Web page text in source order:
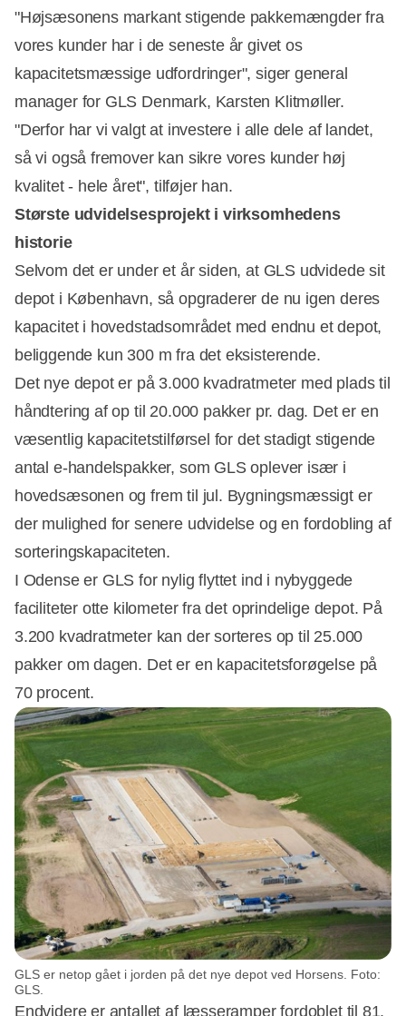
Annonce
"Højsæsonens markant stigende pakkemængder fra
vores kunder har i de seneste år givet os
kapacitetsmæssige udfordringer", siger general
manager for GLS Denmark, Karsten Klitmøller.
"Derfor har vi valgt at investere i alle dele af landet,
så vi også fremover kan sikre vores kunder høj
kvalitet - hele året", tilføjer han.
Største udvidelsesprojekt i virksomhedens
historie
Selvom det er under et år siden, at GLS udvidede sit
depot i København, så opgraderer de nu igen deres
kapacitet i hovedstadsområdet med endnu et depot,
beliggende kun 300 m fra det eksisterende.
Det nye depot er på 3.000 kvadratmeter med plads til
håndtering af op til 20.000 pakker pr. dag. Det er en
væsentlig kapacitetstilførsel for det stadigt stigende
antal e-handelspakker, som GLS oplever især i
hovedsæsonen og frem til jul. Bygningsmæssigt er
der mulighed for senere udvidelse og en fordobling af
sorteringskapaciteten.
I Odense er GLS for nylig flyttet ind i nybyggede
faciliteter otte kilometer fra det oprindelige depot. På
3.200 kvadratmeter kan der sorteres op til 25.000
pakker om dagen. Det er en kapacitetsforøgelse på
70 procent.
GLS er netop gået i jorden på det nye depot ved Horsens. Foto:
GLS.
Endvidere er antallet af læsseramper fordoblet til 81.